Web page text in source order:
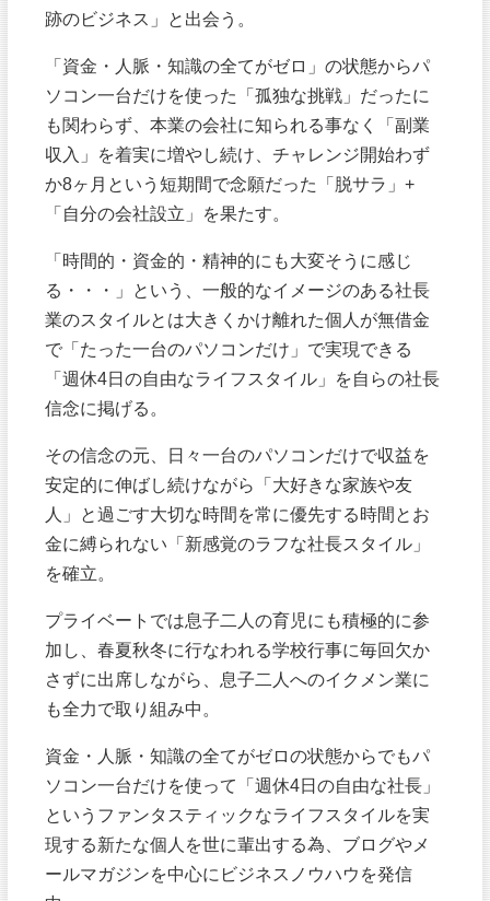
跡のビジネス」と出会う。
「資金・人脈・知識の全てがゼロ」の状態からパ
ソコン一台だけを使った「孤独な挑戦」だったに
も関わらず、本業の会社に知られる事なく「副業
収入」を着実に増やし続け、チャレンジ開始わず
か8ヶ月という短期間で念願だった「脱サラ」+
「自分の会社設立」を果たす。
「時間的・資金的・精神的にも大変そうに感じ
る・・・」という、一般的なイメージのある社長
業のスタイルとは大きくかけ離れた個人が無借金
で「たった一台のパソコンだけ」で実現できる
「週休4日の自由なライフスタイル」を自らの社長
信念に掲げる。
その信念の元、日々一台のパソコンだけで収益を
安定的に伸ばし続けながら「大好きな家族や友
人」と過ごす大切な時間を常に優先する時間とお
金に縛られない「新感覚のラフな社長スタイル」
を確立。
プライベートでは息子二人の育児にも積極的に参
加し、春夏秋冬に行なわれる学校行事に毎回欠か
さずに出席しながら、息子二人へのイクメン業に
も全力で取り組み中。
資金・人脈・知識の全てがゼロの状態からでもパ
ソコン一台だけを使って「週休4日の自由な社長」
というファンタスティックなライフスタイルを実
現する新たな個人を世に輩出する為、ブログやメ
ールマガジンを中心にビジネスノウハウを発信